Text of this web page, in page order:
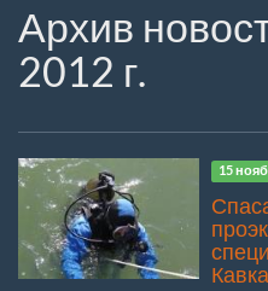
Архив
2012 г.
15